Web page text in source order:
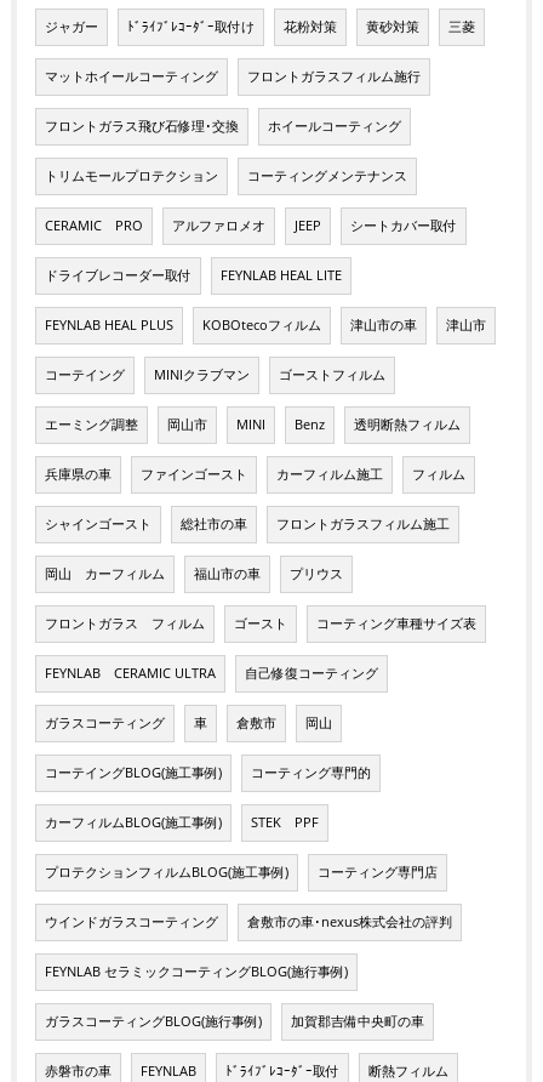
ジャガー ﾄﾞﾗｲﾌﾞﾚｺｰﾀﾞｰ取付け 花粉対策 黄砂対策 三菱
マットホイールコーティング フロントガラスフィルム施行
フロントガラス飛び石修理･交換 ホイールコーティング
トリムモールプロテクション コーティングメンテナンス
CERAMIC PRO アルファロメオ JEEP シートカバー取付
ドライブレコーダー取付 FEYNLAB HEAL LITE
FEYNLAB HEAL PLUS KOBOtecoフィルム 津山市の車 津山市
コーテイング MINIクラブマン ゴーストフィルム
エーミング調整 岡山市 MINI Benz 透明断熱フィルム
兵庫県の車 ファインゴースト カーフィルム施工 フィルム
シャインゴースト 総社市の車 フロントガラスフィルム施工
岡山 カーフィルム 福山市の車 プリウス
フロントガラス フィルム ゴースト コーティング車種サイズ表
FEYNLAB CERAMIC ULTRA 自己修復コーティング
ガラスコーティング 車 倉敷市 岡山
コーテイングBLOG(施工事例) コーティング専門的
カーフィルムBLOG(施工事例) STEK PPF
プロテクションフィルムBLOG(施工事例) コーティング専門店
ウインドガラスコーティング 倉敷市の車･nexus株式会社の評判
FEYNLAB セラミックコーティングBLOG(施行事例)
ガラスコーティングBLOG(施行事例) 加賀郡吉備中央町の車
赤磐市の車 FEYNLAB ﾄﾞﾗｲﾌﾞﾚｺｰﾀﾞｰ取付 断熱フィルム